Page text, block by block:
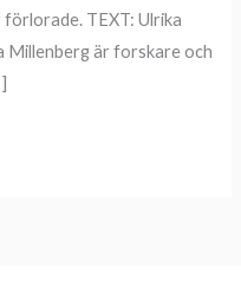
TEXT: Ulrika
Millenberg är forskare och